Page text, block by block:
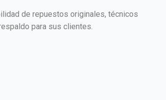
de repuestos originales, técnicos
para sus clientes.